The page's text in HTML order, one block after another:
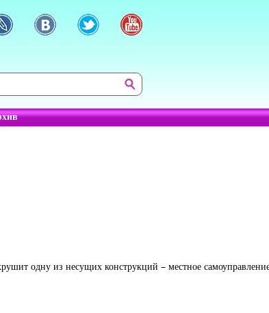
одну из несущих конструкций – местное